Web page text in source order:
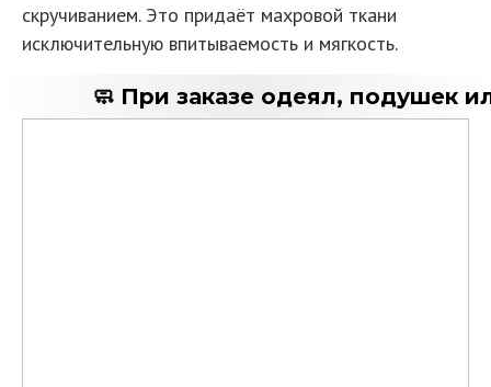
скручиванием. Это придаёт махровой ткани
исключительную впитываемость и мягкость.
🧼 При заказе одеял, подушек